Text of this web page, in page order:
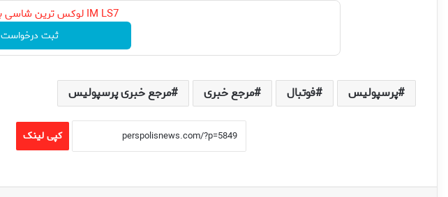
IM LS7 لوکس ترین شاسی بلند برقی ایران
ثبت درخواست
پرسپولیس فوتبال مرجع خبری مرجع خبری پرسپولیس
کپی لینک